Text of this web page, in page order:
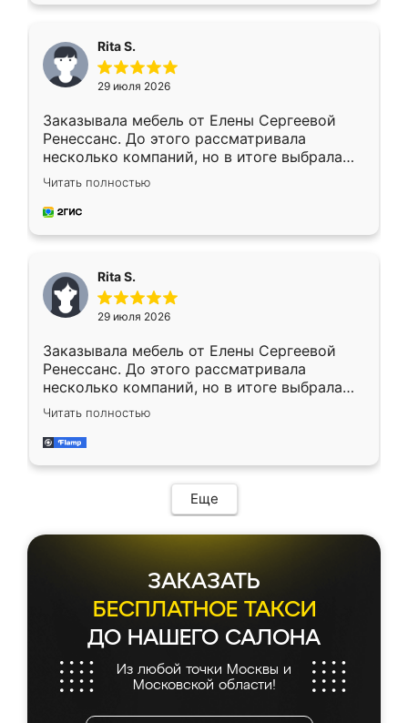
Rita S.
29 июля 2026
Заказывала мебель от Елены Сергеевой
Ренессанс. До этого рассматривала
несколько компаний, но в итоге выбрала
эту. Сначала обговорили условия, потом
приехал замерщик, всё спокойно объяснил
и снял размеры. Изготовили в срок, с
каких-либо доработок. Качеством осталась
довольна, все выглядит так, как и ожидала.
Читать полностью
Rita S.
29 июля 2026
Заказывала мебель от Елены Сергеевой
Ренессанс. До этого рассматривала
несколько компаний, но в итоге выбрала
эту. Сначала обговорили условия, потом
приехал замерщик, всё спокойно объяснил
и снял размеры. Изготовили в срок, с
мебель сразу встала на свое место без
каких-либо доработок. Качеством осталась
довольна, все выглядит так, как и ожидала.
Читать полностью
Еще
ЗАКАЗАТЬ
БЕСПЛАТНОЕ ТАКСИ
ДО НАШЕГО САЛОНА
Из любой точки Москвы и
Московской области!